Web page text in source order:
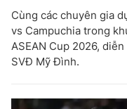
Cùng các chuyên gia
vs Campuchia trong
ASEAN Cup 2026,
SVĐ Mỹ Đình.